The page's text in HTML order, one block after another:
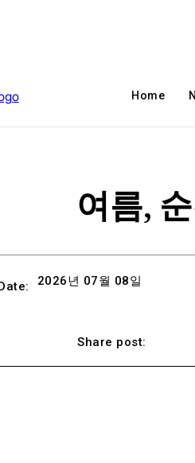
Home
여름,
2026년 07월 08일
Share post: